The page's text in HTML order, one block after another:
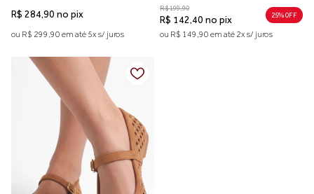
R$ 284,90 no pix
ou R$ 299,90 em até 5x s/ juros
R$ 199,90
R$ 142,40 no pix 25% 0FF
ou R$ 149,90 em até 2x s/ juros